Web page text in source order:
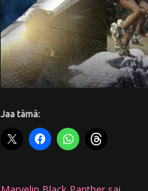
Jaa tämä: